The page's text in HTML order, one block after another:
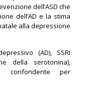
dell’ASD che
dell’AD e la stima
alla depressione
(AD), SSRI
della serotonina),
confondente per